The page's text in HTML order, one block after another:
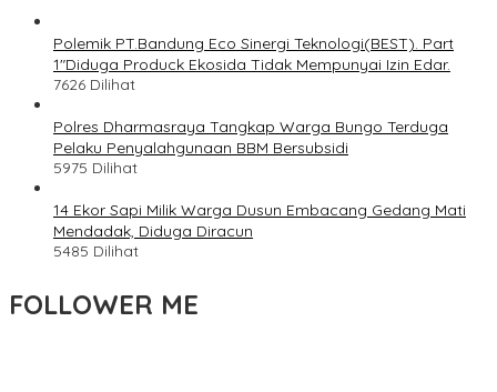
Polemik PT.Bandung Eco Sinergi Teknologi(BEST). Part
1″Diduga Produck Ekosida Tidak Mempunyai Izin Edar.
7626 Dilihat
Polres Dharmasraya Tangkap Warga Bungo Terduga
Pelaku Penyalahgunaan BBM Bersubsidi
5975 Dilihat
14 Ekor Sapi Milik Warga Dusun Embacang Gedang Mati
Mendadak, Diduga Diracun
5485 Dilihat
FOLLOWER ME